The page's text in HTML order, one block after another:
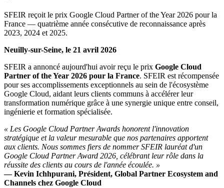
SFEIR reçoit le prix Google Cloud Partner of the Year 2026 pour la
France — quatrième année consécutive de reconnaissance après
2023, 2024 et 2025.
Neuilly-sur-Seine, le 21 avril 2026
SFEIR a annoncé aujourd'hui avoir reçu le prix Google Cloud
Partner of the Year 2026 pour la France. SFEIR est récompensée
pour ses accomplissements exceptionnels au sein de l'écosystème
Google Cloud, aidant leurs clients communs à accélérer leur
transformation numérique grâce à une synergie unique entre conseil,
ingénierie et formation spécialisée.
« Les Google Cloud Partner Awards honorent l'innovation
stratégique et la valeur mesurable que nos partenaires apportent
aux clients. Nous sommes fiers de nommer SFEIR lauréat d'un
Google Cloud Partner Award 2026, célébrant leur rôle dans la
réussite des clients au cours de l'année écoulée. »
— Kevin Ichhpurani, Président, Global Partner Ecosystem and
Channels chez Google Cloud